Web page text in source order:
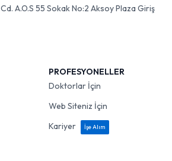
A.O.S 55 Sokak No:2 Aksoy Plaza Giriş
PROFESYONELLER
Doktorlar İçin
Web Siteniz İçin
Kariyer
İşe Alım